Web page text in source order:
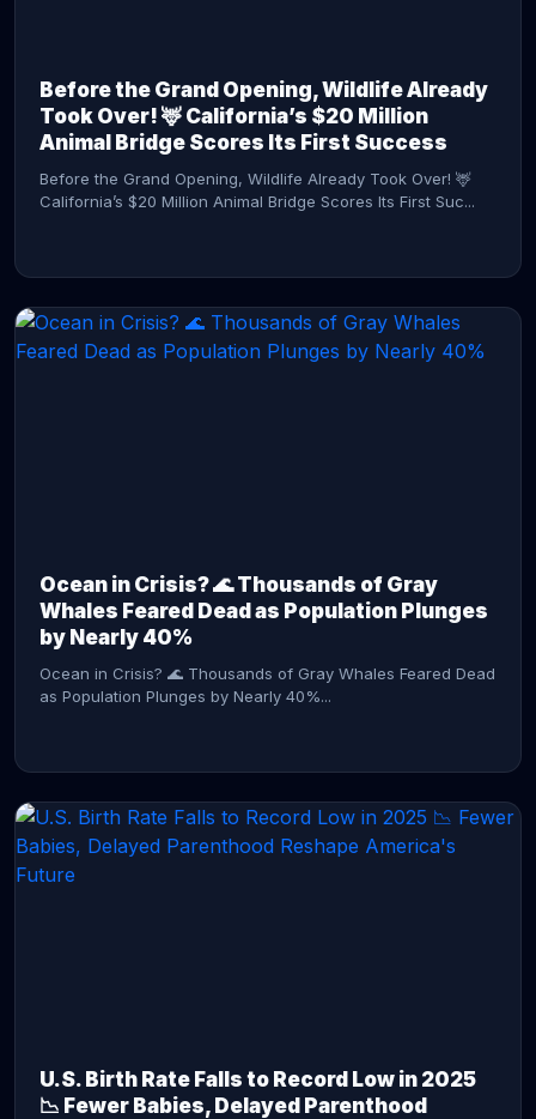
Before the Grand Opening, Wildlife Already
Took Over! 🦌 California’s $20 Million
Animal Bridge Scores Its First Success
Before the Grand Opening, Wildlife Already Took Over! 🦌
California’s $20 Million Animal Bridge Scores Its First Suc...
Ocean in Crisis? 🌊 Thousands of Gray
Whales Feared Dead as Population Plunges
by Nearly 40%
Ocean in Crisis? 🌊 Thousands of Gray Whales Feared Dead
as Population Plunges by Nearly 40%...
U.S. Birth Rate Falls to Record Low in 2025
📉 Fewer Babies, Delayed Parenthood